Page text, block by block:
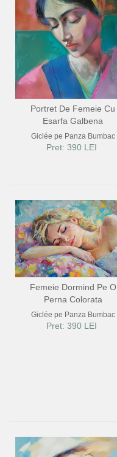
Portret De Femeie Cu
Esarfa Galbena
Giclée pe Panza Bumbac
Pret: 390 LEI
Femeie Dormind Pe O
Perna Colorata
Giclée pe Panza Bumbac
Pret: 390 LEI